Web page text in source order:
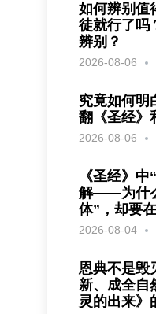
如何辨别
徒就行了吗
辨别？
2026-08-06
究竟如何
翻《圣经》
2026-08-06
《圣经》
解——为什
体”，却要
2026-08-04
恩典不是毁
新、成全
灵的出来》